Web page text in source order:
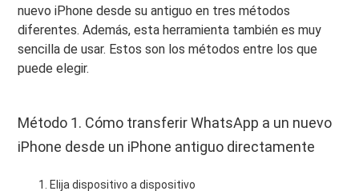
nuevo iPhone desde su antiguo en tres métodos
diferentes. Además, esta herramienta también es muy
sencilla de usar. Estos son los métodos entre los que
puede elegir.
Método 1. Cómo transferir WhatsApp a un nuevo
iPhone desde un iPhone antiguo directamente
Elija dispositivo a dispositivo